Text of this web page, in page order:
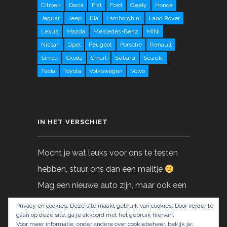
Citroën
Dacia Fiat Ford Geely
Honda
Jaguar
Jeep Kia Lamborghini
Land Rover
Lexus
Mazda Mercedes-Benz
MINI
Nissan
Opel Peugeot Porsche
Renault
Simca
Skoda Smart Subaru
Suzuki
Tesla
Toyota Volkswagen Volvo
IN HET VERSCHIET
Mocht je wat leuks voor ons te testen
hebben, stuur ons dan een mailtje
Mag een nieuwe auto zijn, maar ook een
gebruikte!
Privacy en cookies: Deze site maakt gebruik van cookies. Door verder te
gaan op deze site, ga je akkoord met het gebruik hiervan.
Voor meer informatie, onder andere over cookiebeheer, bekijk je: